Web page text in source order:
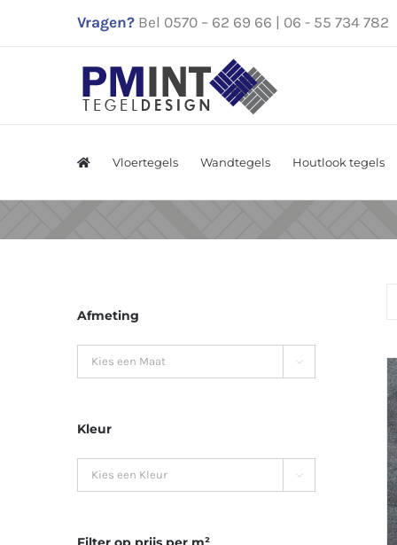
Vragen? Bel 0570 – 62 69 66 | 06 - 55 734 782
Vloertegels Wandtegels Houtlook tegels
Afmeting

Kleur
